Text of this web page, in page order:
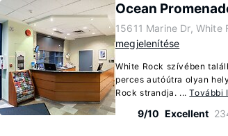
Ocean
15611 Marine Dr, White
megjelenítése
White Rock szívében
perces autóútra olyan
Rock strandja. ...További
9/10 Excellent